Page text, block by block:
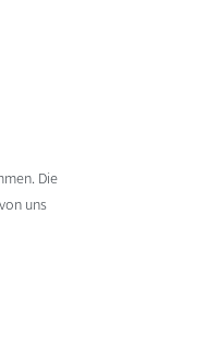
Die
uns